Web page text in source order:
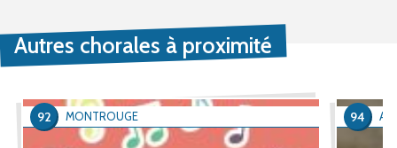
Autres chorales à proximité
MONTROUGE
92 94